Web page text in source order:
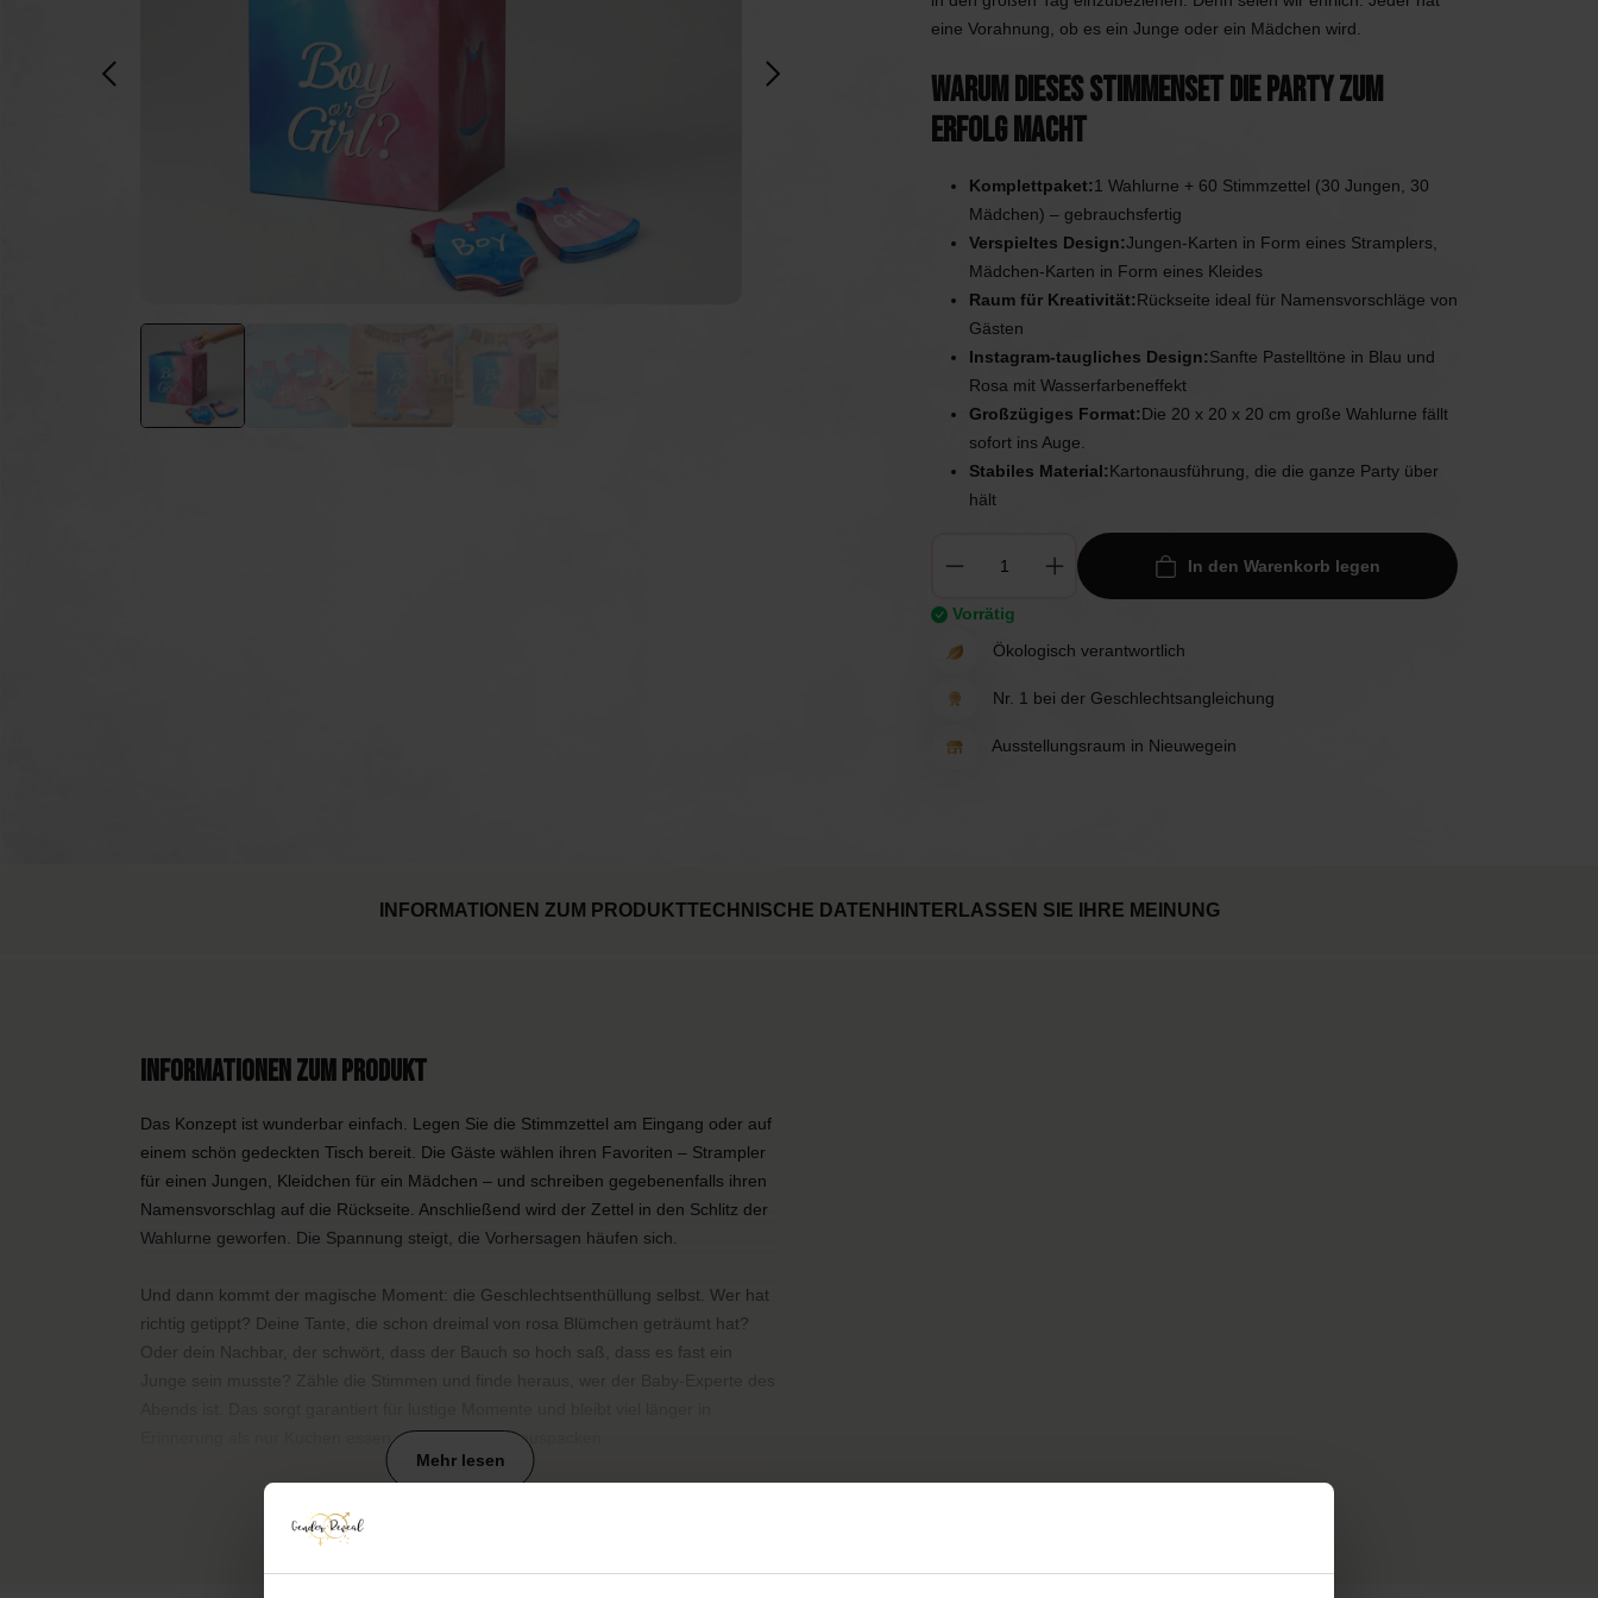
Feuerlöschgeräte Einladungen & Schilder
Anruf 085 - 2007 595
gerne
eines Arbeitstages
App uns
Anruf 085 - 2007 595
gerne
eines Arbeitstages
App uns
Anruf 085 - 2007 595
Wir helfen Ihnen
App uns
eine Vorahnung, ob es ein Junge oder ein Mädchen wird.
Warum dieses Stimmenset die Party zum
Erfolg macht
Komplettpaket:1 Wahlurne + 60 Stimmzettel (30 Jungen, 30
Mädchen) – gebrauchsfertig
Verspieltes Design:Jungen-Karten in Form eines Stramplers,
Mädchen-Karten in Form eines Kleides
Raum für Kreativität:Rückseite ideal für Namensvorschläge von
Gästen
Instagram-taugliches Design:Sanfte Pastelltöne in Blau und
Rosa mit Wasserfarbeneffekt
Großzügiges Format:Die 20 x 20 x 20 cm große Wahlurne fällt
sofort ins Auge.
Stabiles Material:Kartonausführung, die die ganze Party über
hält
In den Warenkorb legen
Vorrätig
Ökologisch verantwortlich
Nr. 1 bei der Geschlechtsangleichung
Ausstellungsraum in Nieuwegein
INFORMATIONEN ZUM PRODUKTTECHNISCHE DATEN HINTERLASSEN SIE IHRE MEINUNG
Informationen zum Produkt
Das Konzept ist wunderbar einfach. Legen Sie die Stimmzettel am Eingang oder auf
einem schön gedeckten Tisch bereit. Die Gäste wählen ihren Favoriten – Strampler
für einen Jungen, Kleidchen für ein Mädchen – und schreiben gegebenenfalls ihren
Namensvorschlag auf die Rückseite. Anschließend wird der Zettel in den Schlitz der
Wahlurne geworfen. Die Spannung steigt, die Vorhersagen häufen sich.
Und dann kommt der magische Moment: die Geschlechtsenthüllung selbst. Wer hat
richtig getippt? Deine Tante, die schon dreimal von rosa Blümchen geträumt hat?
Oder dein Nachbar, der schwört, dass der Bauch so hoch saß, dass es fast ein
Erinnerung als nur Kuchen essen und Geschenke auspacken.
Mehr als nur Stimmen
Was macht dieses Set so besonders? Die Namensvorschläge auf der Rückseite.
Plötzlich haben Sie als werdende Eltern eine niedliche Sammlung von Vornamen von
Mehr lesen